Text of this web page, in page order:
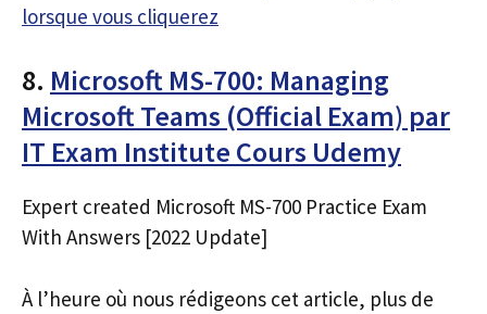
lorsque vous cliquerez
8. Microsoft MS-700: Managing
Microsoft Teams (Official Exam) par
IT Exam Institute Cours Udemy
Expert created Microsoft MS-700 Practice Exam
With Answers [2022 Update]
À l’heure où nous rédigeons cet article, plus de